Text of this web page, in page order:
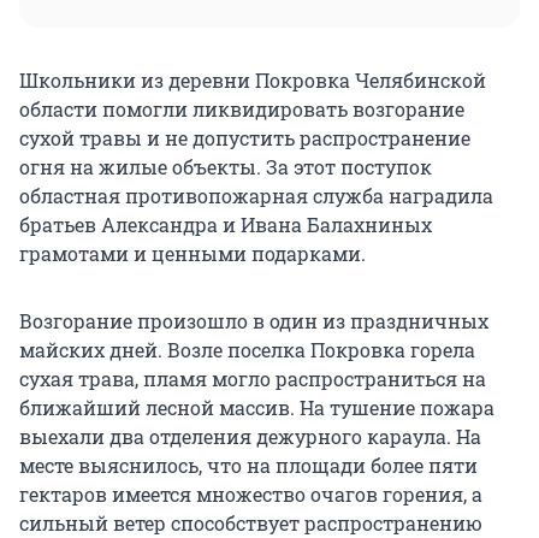
Школьники из деревни Покровка Челябинской
области помогли ликвидировать возгорание
сухой травы и не допустить распространение
огня на жилые объекты. За этот поступок
областная противопожарная служба наградила
братьев Александра и Ивана Балахниных
грамотами и ценными подарками.
Возгорание произошло в один из праздничных
майских дней. Возле поселка Покровка горела
сухая трава, пламя могло распространиться на
ближайший лесной массив. На тушение пожара
выехали два отделения дежурного караула. На
месте выяснилось, что на площади более пяти
гектаров имеется множество очагов горения, а
сильный ветер способствует распространению